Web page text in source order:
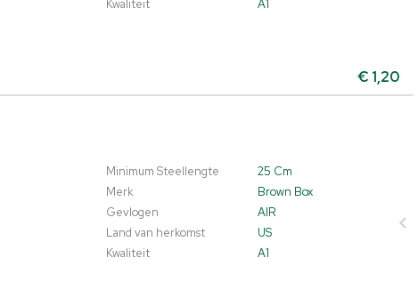
Kwaliteit A1
€ 1,20
Minimum Steellengte
25 Cm
Merk
Brown Box
Gevlogen
AIR
Land van herkomst
US
Kwaliteit A1